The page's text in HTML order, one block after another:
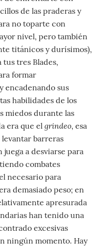
de las praderas y
no toparte con
nivel, pero también
titánicos y durísimos),
tus tres Blades,
formar
encadenando sus
habilidades de los
miedos durante las
era que el grindeo, esa
barreras
a desviarse para
combates
necesario para
demasiado peso; en
apresurada
han tenido una
excesivas
ningún momento. Hay